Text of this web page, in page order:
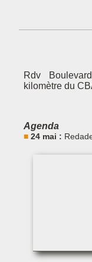
Rdv
kilomètre du
Agenda
24 mai :